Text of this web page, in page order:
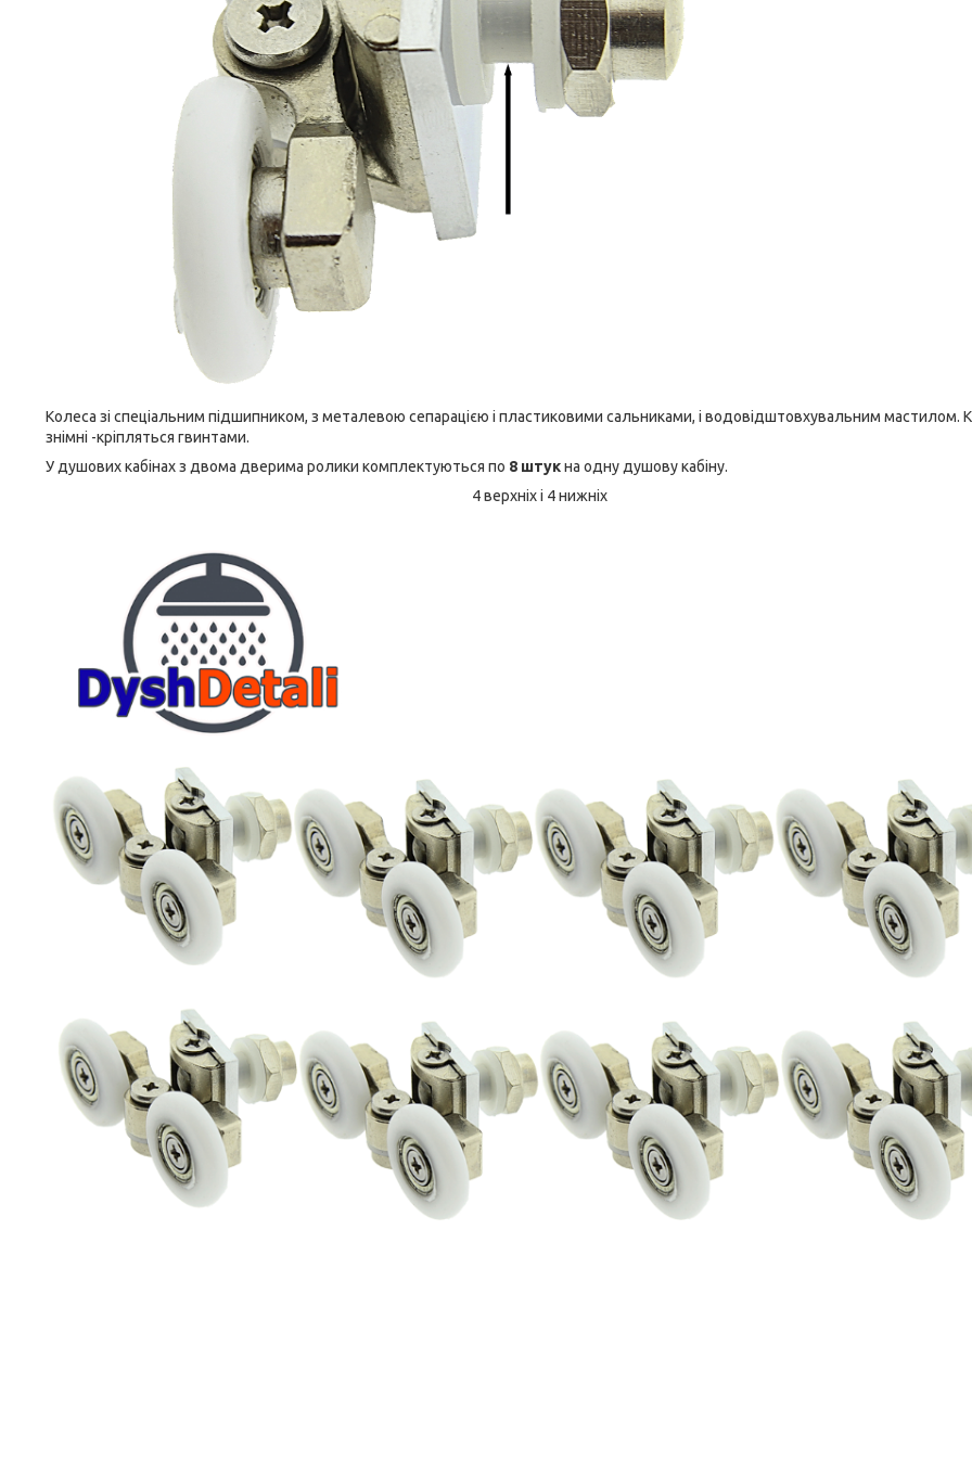
Колеса зі спеціальним підшипником, з металевою сепарацією і пластиковими сальниками, і водовідштовхувальним мастилом.
знімні -кріпляться гвинтами.
У душових кабінах з двома дверима ролики комплектуються по 8 штукна одну душову кабіну.
4 верхніх і 4 нижніх